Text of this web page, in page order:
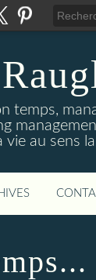
temps,
vie au sens